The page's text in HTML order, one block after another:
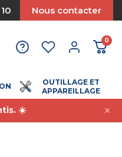
le paiement par
Nous contacter
0
OUTILLAGE ET
APPAREILLAGE
☀️